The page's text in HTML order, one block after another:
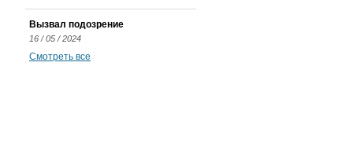
Вызвал подозрение
16 / 05 / 2024
Смотреть все